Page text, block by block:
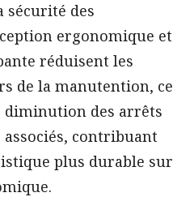
sécurité des
ergonomique et
réduisent les
de la manutention, ce
des arrêts
contribuant
plus durable sur